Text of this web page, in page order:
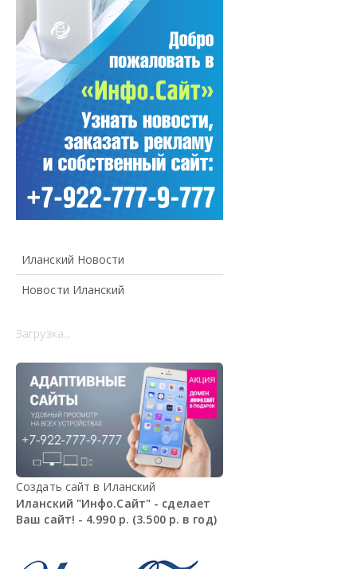
Иланский Новости
Новости Иланский
Загрузка...
Создать сайт в Иланский
Иланский "Инфо.Сайт" - сделает
Ваш сайт! - 4.990 р. (3.500 р. в год)